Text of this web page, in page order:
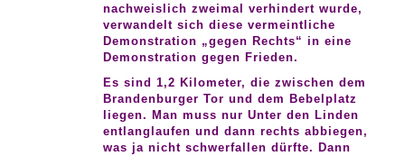
nachweislich zweimal verhindert wurde,
verwandelt sich diese vermeintliche
Demonstration „gegen Rechts“ in eine
Demonstration gegen Frieden.
Es sind 1,2 Kilometer, die zwischen dem
Brandenburger Tor und dem Bebelplatz
liegen. Man muss nur Unter den Linden
entlanglaufen und dann rechts abbiegen,
was ja nicht schwerfallen dürfte. Dann